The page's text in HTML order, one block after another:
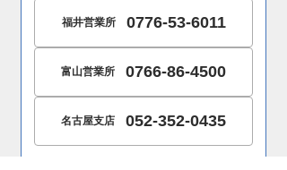
福井営業所 0776-53-6011
富山営業所 0766-86-4500
名古屋支店 052-352-0435